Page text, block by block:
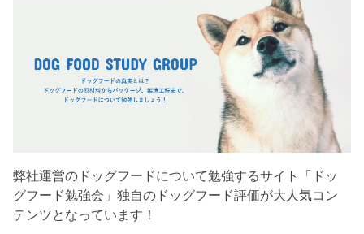
弊社運営のドッグフードについて勉強するサイト「ドッ
グフード勉強会」独自のドッグフード評価が大人気コン
テンツとなっています！